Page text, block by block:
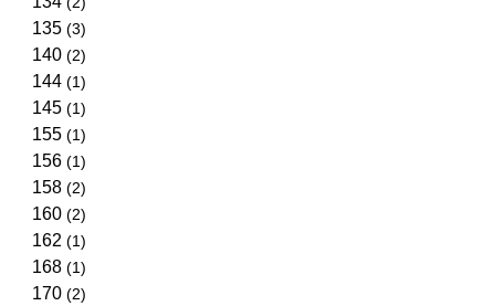
135(3)
140(2)
144(1)
145(1)
155(1)
156(1)
158(2)
160(2)
162(1)
168(1)
170(2)